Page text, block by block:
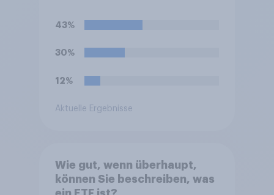
43%
30%
12%
Aktuelle Ergebnisse
Wie gut, wenn überhaupt,
können Sie beschreiben, was